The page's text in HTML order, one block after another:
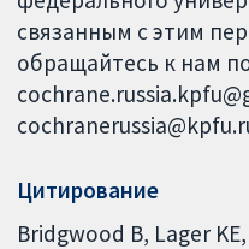
связанным с этим
обращайтесь к нам
Цитирование
Bridgwood B, Lager